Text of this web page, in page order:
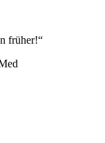
früher!“